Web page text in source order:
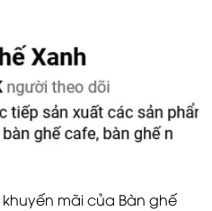
mãi của Bàn ghế